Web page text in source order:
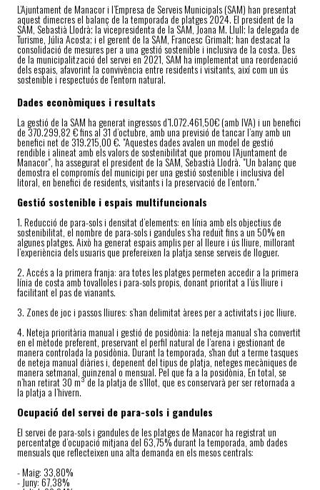
L’Ajuntament de Manacor i l’Empresa de Serveis Municipals (SAM) han presentat
aquest dimecres el balanç de la temporada de platges 2024. El president de la
SAM, Sebastià Llodrà; la vicepresidenta de la SAM, Joana M. Llull; la delegada de
Turisme, Júlia Acosta; i el gerent de la SAM, Francesc Grimalt; han destacat la
consolidació de mesures per a una gestió sostenible i inclusiva de la costa. Des
de la municipalització del servei en 2021, SAM ha implementat una reordenació
dels espais, afavorint la convivència entre residents i visitants, així com un ús
sostenible i respectuós de l'entorn natural.
Dades econòmiques i resultats
La gestió de la SAM ha generat ingressos d’1.072.461,50€ (amb IVA) i un benefici
de 370.299,82 € fins al 31 d’octubre, amb una previsió de tancar l’any amb un
benefici net de 319.215,00 €. "Aquestes dades avalen un model de gestió
rendible i alineat amb els valors de sostenibilitat que promou l’Ajuntament de
Manacor", ha assegurat el president de la SAM, Sebastià Llodrà. "Un balanç que
demostra el compromís del municipi per una gestió sostenible i inclusiva del
litoral, en benefici de residents, visitants i la preservació de l’entorn."
Gestió sostenible i espais multifuncionals
1. Reducció de para-sols i densitat d’elements: en línia amb els objectius de
sostenibilitat, el nombre de para-sols i gandules s’ha reduït fins a un 50% en
algunes platges. Això ha generat espais amplis per al lleure i ús lliure, millorant
l’experiència dels usuaris que prefereixen la platja sense serveis de lloguer.
2. Accés a la primera franja: ara totes les platges permeten accedir a la primera
línia de costa amb tovalloles i para-sols propis, donant prioritat a l’ús lliure i
facilitant el pas de vianants.
3. Zones de joc i passos lliures: s’han delimitat àrees per a activitats i joc lliure.
4. Neteja prioritària manual i gestió de posidònia: la neteja manual s’ha convertit
en el mètode preferent, preservant el perfil natural de l’arena i gestionant de
manera controlada la posidònia. Durant la temporada, s'han dut a terme tasques
de neteja manual diàries i, depenent del tipus de platja, neteges mecàniques de
manera setmanal, quinzenal o mensual. Pel que fa a la posidònia, En total, se
n’han retirat 30 m³ de la platja de s’Illot, que es conservarà per ser retornada a
la platja a l’hivern.
Ocupació del servei de para-sols i gandules
El servei de para-sols i gandules de les platges de Manacor ha registrat un
percentatge d’ocupació mitjana del 63,75% durant la temporada, amb dades
mensuals que reflecteixen una alta demanda en els mesos centrals:
- Maig: 33,80%
- Juny: 67,38%